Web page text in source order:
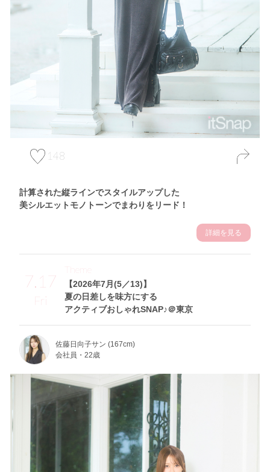
148
計算された縦ラインでスタイルアップした
美シルエットモノトーンでまわりをリード！
詳細を見る
7.17
Fri
【2026年7月(5／13)】
夏の日差しを味方にする
アクティブおしゃれSNAP♪＠東京
Theme
佐藤日向子サン (167cm)
会社員・22歳